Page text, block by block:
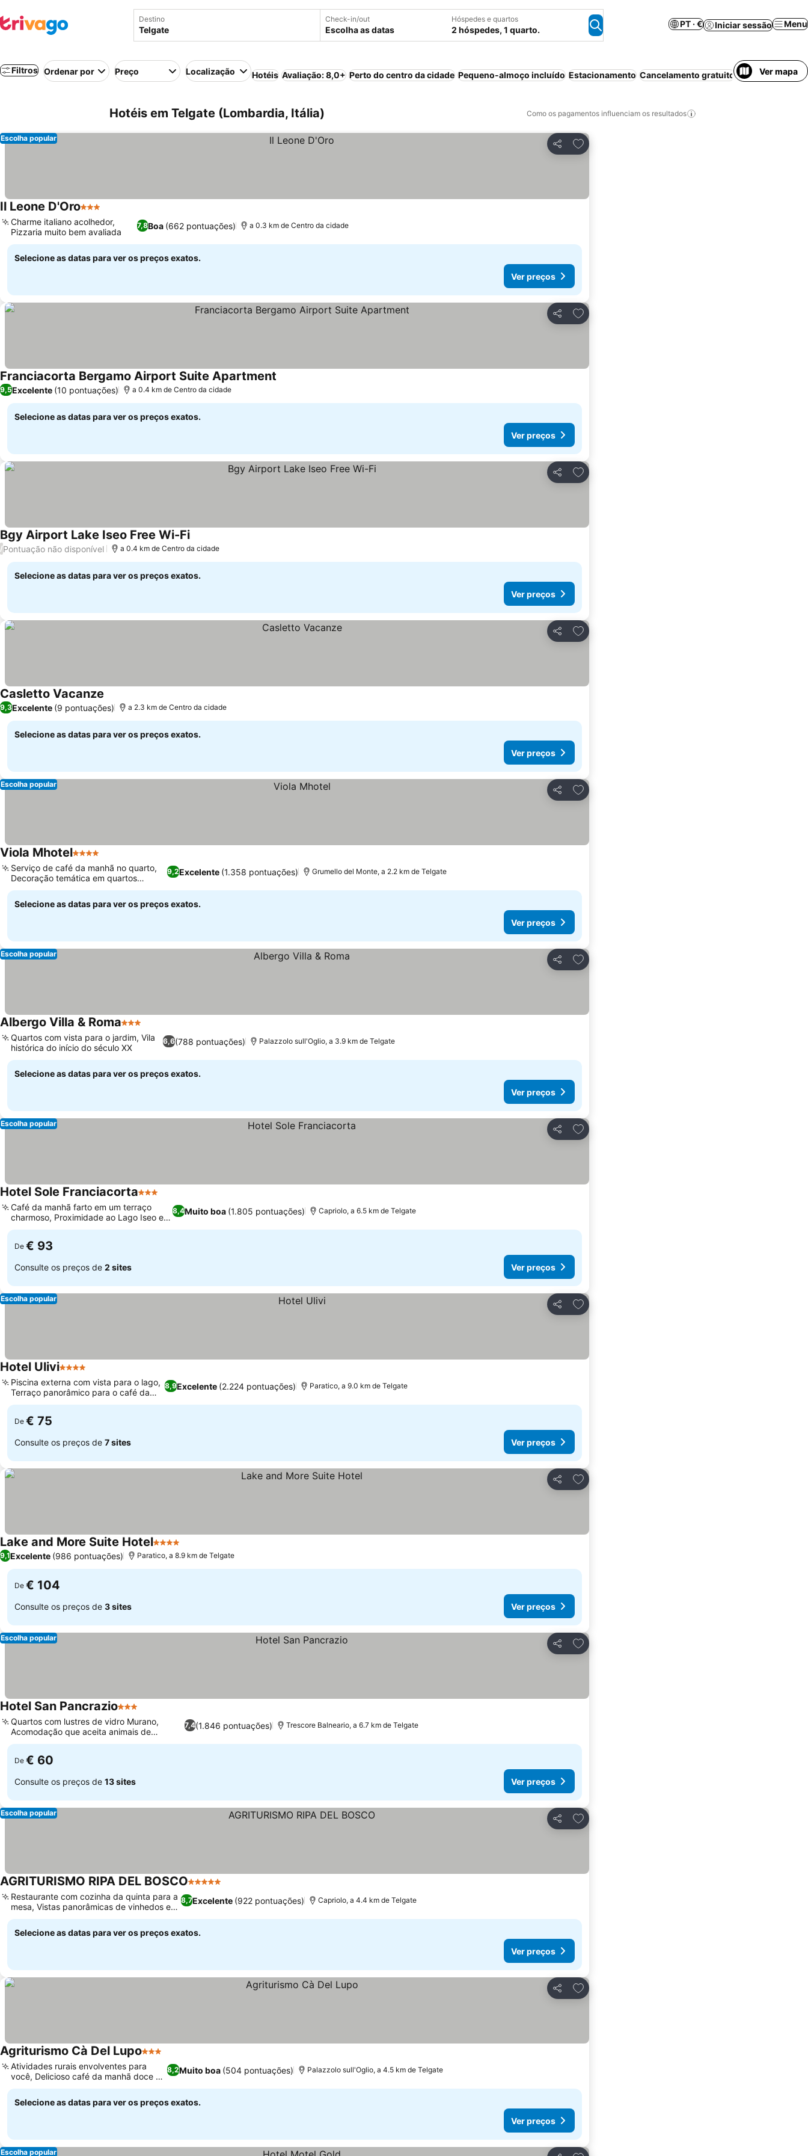
Destino Check-in/out
Escolha as datas
Hóspedes e quartos
2 hóspedes, 1 quarto.
PT · € Iniciar sessão Menu
Filtros Ordenar por Preço Localização Hotéis Avaliação: 8,0+ Perto do centro da cidade Pequeno-almoço incluído Estacionamento Cancelamento gratuito Ver mapa
Hotéis em Telgate (Lombardia, Itália) Como os pagamentos influenciam os resultados
Partilhar
Adicionar aos favoritos
Escolha popular
Il Leone D'Oro3 Estrelas
7,8Boa (662 pontuações)
Charme italiano acolhedor,
Pizzaria muito bem avaliada
a 0.3 km de Centro da cidade
Selecione as datas para ver os preços exatos.
Ver preços
Partilhar
Adicionar aos favoritos
Franciacorta Bergamo Airport Suite Apartment
9,5Excelente (10 pontuações) a 0.4 km de Centro da cidade
Selecione as datas para ver os preços exatos.
Ver preços
Partilhar
Adicionar aos favoritos
Bgy Airport Lake Iseo Free Wi-FiVer preços
/Pontuação não disponível a 0.4 km de Centro da cidade
Selecione as datas para ver os preços exatos.
Ver preços
Partilhar
Adicionar aos favoritos
Casletto Vacanze Ver preços
9,3Excelente (9 pontuações) a 2.3 km de Centro da cidade
Selecione as datas para ver os preços exatos.
Ver preços
Partilhar
Adicionar aos favoritos
Escolha popular
Viola Mhotel4 Estrelas
9,2Excelente (1.358 pontuações)
Serviço de café da manhã no quarto,
Decoração temática em quartos
selecionados
Grumello del Monte, a 2.2 km de Telgate
Selecione as datas para ver os preços exatos.
Ver preços
Partilhar
Adicionar aos favoritos
Escolha popular
Albergo Villa & Roma3 Estrelas
6,6(788 pontuações)
Quartos com vista para o jardim, Vila
histórica do início do século XX
Palazzolo sull'Oglio, a 3.9 km de Telgate
Selecione as datas para ver os preços exatos.
Ver preços
Partilhar
Adicionar aos favoritos
Escolha popular
Hotel Sole Franciacorta3 Estrelas
8,4Muito boa (1.805 pontuações)
Café da manhã farto em um terraço
charmoso, Proximidade ao Lago Iseo e
Franciacorta
Capriolo, a 6.5 km de Telgate
De € 93
Consulte os preços de 2 sites Ver preços
Partilhar
Adicionar aos favoritos
Escolha popular
Hotel Ulivi4 Estrelas
8,9Excelente (2.224 pontuações)
Piscina externa com vista para o lago,
Terraço panorâmico para o café da
manhã
Paratico, a 9.0 km de Telgate
De € 75
Consulte os preços de 7 sites Ver preços
Partilhar
Adicionar aos favoritos
Lake and More Suite Hotel4 Estrelas
9,1Excelente (986 pontuações) Paratico, a 8.9 km de Telgate
De € 104
Consulte os preços de 3 sites Ver preços
Partilhar
Adicionar aos favoritos
Escolha popular
Hotel San Pancrazio3 Estrelas
7,4(1.846 pontuações)
Quartos com lustres de vidro Murano,
Acomodação que aceita animais de
estimação
Trescore Balneario, a 6.7 km de Telgate
De € 60
Consulte os preços de 13 sites Ver preços
Partilhar
Adicionar aos favoritos
Escolha popular
AGRITURISMO RIPA DEL BOSCO5 Estrelas
8,7Excelente (922 pontuações)
Restaurante com cozinha da quinta para a
mesa, Vistas panorâmicas de vinhedos e
campos
Capriolo, a 4.4 km de Telgate
Selecione as datas para ver os preços exatos.
Ver preços
Partilhar
Adicionar aos favoritos
Agriturismo Cà Del Lupo3 Estrelas
8,2Muito boa (504 pontuações)
Atividades rurais envolventes para
você, Delicioso café da manhã doce e
salgado
Palazzolo sull'Oglio, a 4.5 km de Telgate
Selecione as datas para ver os preços exatos.
Ver preços
Escolha popular